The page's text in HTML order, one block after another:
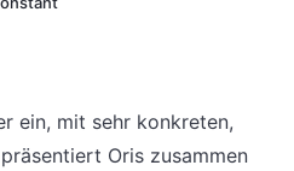
ein, mit sehr konkreten,
Oris zusammen